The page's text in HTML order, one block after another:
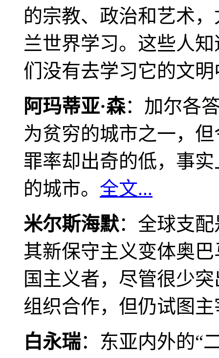
的宗教、政治和艺术
兰世界学习。这些人
们没有去学习它的文
阿玛蒂亚·森：加尔各
为贫穷的城市之一，
罪率却出奇的低，事
的城市。 全文...
米尔斯海默：全球支
其新保守主义变体奥
国主义者，尽管很少
组织合作，但仍试图
白永瑞：东亚内外的“